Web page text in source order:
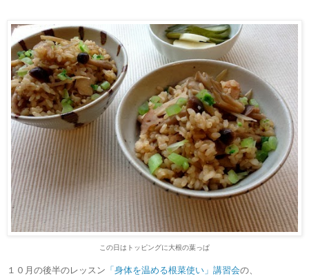
この日はトッピングに大根の葉っぱ
１０月の後半のレッスン 「身体を温める根菜使い」講習会の、